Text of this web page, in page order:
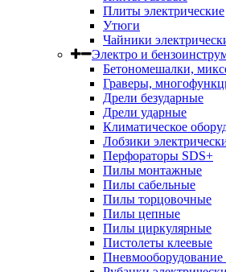
Плиты электрические
Утюги
Чайники
Электро и
Бетономешалки,
Граверы,
Дрели безударные
Дрели ударные
Климатическое
Лобзики
Перфораторы SDS+
Пилы монтажные
Пилы сабельные
Пилы торцовочные
Пилы цепные
Пилы циркулярные
Пистолеты клеевые
Пневмооборудование